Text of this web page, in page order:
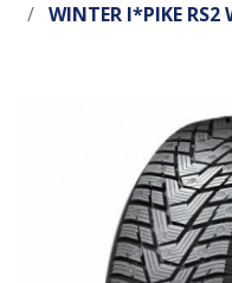
WINTER I*PIKE